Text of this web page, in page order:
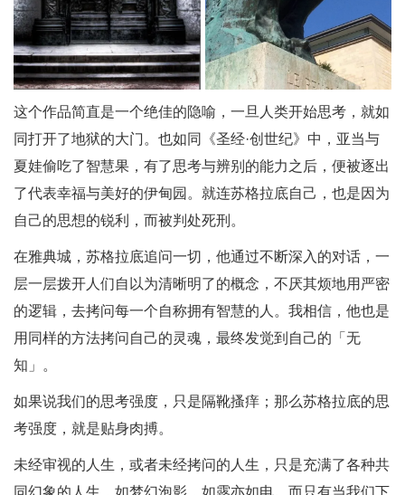
这个作品简直是一个绝佳的隐喻，一旦人类开始思考，就如
同打开了地狱的大门。也如同《圣经·创世纪》中，亚当与
夏娃偷吃了智慧果，有了思考与辨别的能力之后，便被逐出
了代表幸福与美好的伊甸园。就连苏格拉底自己，也是因为
自己的思想的锐利，而被判处死刑。
在雅典城，苏格拉底追问一切，他通过不断深入的对话，一
层一层拨开人们自以为清晰明了的概念，不厌其烦地用严密
的逻辑，去拷问每一个自称拥有智慧的人。我相信，他也是
用同样的方法拷问自己的灵魂，最终发觉到自己的「无
知」。
如果说我们的思考强度，只是隔靴搔痒；那么苏格拉底的思
考强度，就是贴身肉搏。
未经审视的人生，或者未经拷问的人生，只是充满了各种共
同幻象的人生，如梦幻泡影，如露亦如电。而只有当我们下